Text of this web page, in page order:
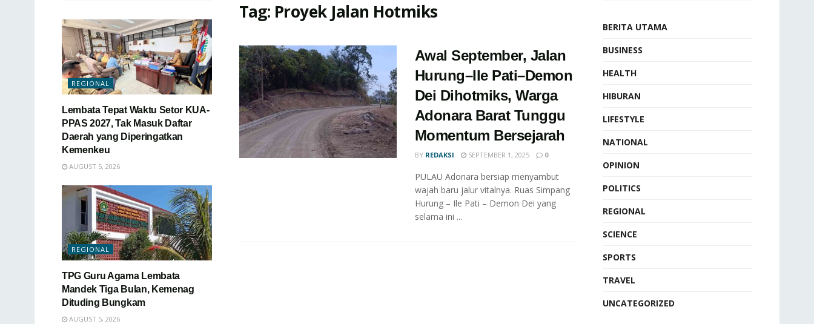
Tag: Proyek Jalan Hotmiks
Awal September, Jalan
Hurung–Ile Pati–Demon
Dei Dihotmiks, Warga
Adonara Barat Tunggu
Momentum Bersejarah
BY REDAKSI SEPTEMBER 1, 2025 0
PULAU Adonara bersiap menyambut
wajah baru jalur vitalnya. Ruas Simpang
Hurung – Ile Pati – Demon Dei yang
selama ini ...
REGIONAL
Lembata Tepat Waktu Setor KUA-
PPAS 2027, Tak Masuk Daftar
Daerah yang Diperingatkan
Kemenkeu
AUGUST 5, 2026
REGIONAL
TPG Guru Agama Lembata
Mandek Tiga Bulan, Kemenag
Dituding Bungkam
AUGUST 5, 2026
BERITA UTAMA
BUSINESS
HEALTH
HIBURAN
LIFESTYLE
NATIONAL
OPINION
POLITICS
REGIONAL
SCIENCE
SPORTS
TRAVEL
UNCATEGORIZED